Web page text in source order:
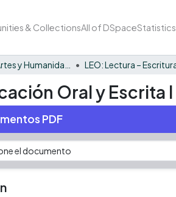
& CollectionsAll of DSpaceStatistics
Oral y Escrita I
PDF